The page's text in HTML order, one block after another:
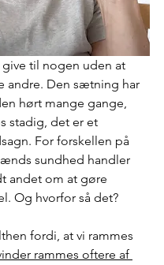
give til nogen uden at
andre. Den sætning har
hørt mange gange,
stadig, det er et
For forskellen på
sundhed handler
andet om at gøre
Og hvorfor så det?
fordi, at vi rammes
rammes oftere af